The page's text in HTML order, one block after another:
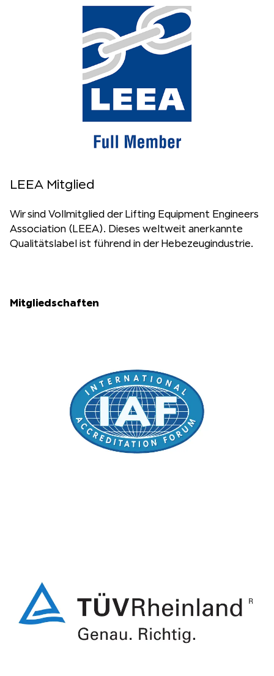
LEEA Mitglied
Wir sind Vollmitglied der Lifting Equipment Engineers
Association (LEEA). Dieses weltweit anerkannte
Qualitätslabel ist führend in der Hebezeugindustrie.
Mitgliedschaften